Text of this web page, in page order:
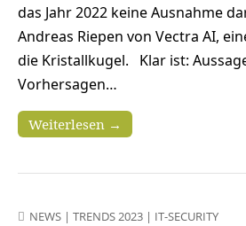
das Jahr 2022 keine Ausnahme
Andreas Riepen von Vectra AI,
die Kristallkugel. Klar ist:
Vorhersagen…
Weiterlesen →
NEWS | TRENDS 2023 | IT-SECURITY